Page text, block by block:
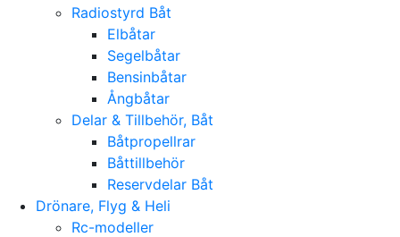
Radiostyrd Båt
Elbåtar
Segelbåtar
Bensinbåtar
Ångbåtar
Delar & Tillbehör, Båt
Båtpropellrar
Båttillbehör
Reservdelar Båt
Drönare, Flyg & Heli
Rc-modeller